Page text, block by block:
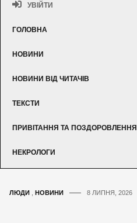
УВІЙТИ
ГОЛОВНА
НОВИНИ
НОВИНИ ВІД ЧИТАЧІВ
ТЕКСТИ
ПРИВІТАННЯ ТА ПОЗДОРОВЛЕННЯ
НЕКРОЛОГИ
ЛЮДИ НОВИНИ 8 ЛИПНЯ, 2026